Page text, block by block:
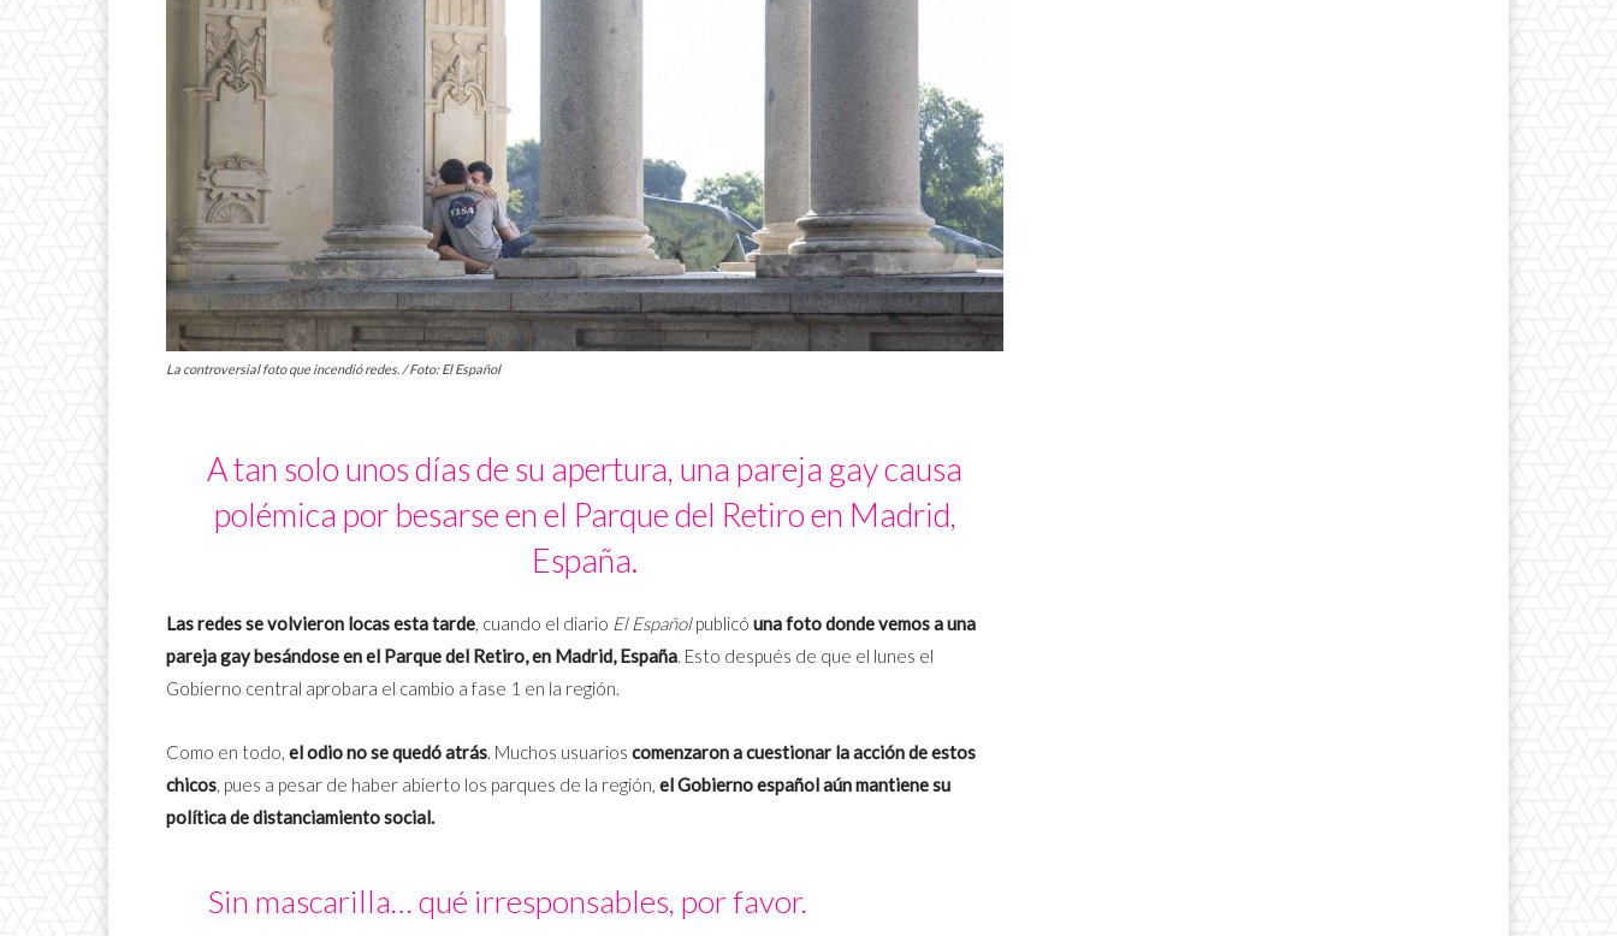
La controversial foto que incendió redes. / Foto: El Español
A tan solo unos días de su apertura, una pareja gay causa
polémica por besarse en el Parque del Retiro en Madrid,
España.
Las redes se volvieron locas esta tarde, cuando el diario El Españolpublicó una foto donde vemos a una
pareja gay besándose en el Parque del Retiro, en Madrid, España. Esto después de que el lunes el
Gobierno central aprobara el cambio a fase 1 en la región.
Como en todo, el odio no se quedó atrás. Muchos usuarios comenzaron a cuestionar la acción de estos
chicos, pues a pesar de haber abierto los parques de la región, el Gobierno español aún mantiene su
política de distanciamiento social.
Sin mascarilla… qué irresponsables, por favor.